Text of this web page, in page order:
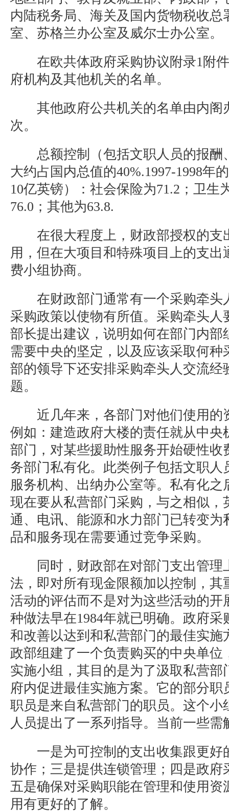
内陆税务局、海关及国内货物税收总
室、苏格兰办公室及威尔士办公室。
在欧共体政府采购协议附录1附件
府机构及其他机关的名单。
其他政府公共机关的名单由内阁
次。
总额控制（包括文职人员的报酬
大约占国内总值的40%.1997-1998年
10亿英镑）：社会保险为71.2；卫生
76.0；其他为63.8.
在很大程度上，财政部授权的支
用，但在大项目和特殊项目上的支出
费小组协商。
在财政部门通常有一个采购牵头
采购政策以使物有所值。采购牵头人
部长提出建议，说明如何在部门内部
需要中央的坚定，以及应该采取何种
部的领导下还安排采购牵头人交流经
题。
近几年来，各部门对他们使用的
例如：建造政府大楼的责任就从中央
部门，对某些援助性服务开始硬性收
务部门私有化。此类例子包括文职人
服务机构、出纳办公室等。私有化之
现在要从私营部门采购，与之相似，
通、电讯、能源和水力部门已转变为
品和服务现在需要通过竞争采购。
同时，财政部在对部门支出管理
法，即对所有现金限额加以控制，其
活动的评估而不是对为这些活动的开
种做法早在1984年就已明确。政府
和改善以达到和私营部门的最佳实施
政部组建了一个负责购买的中央单位
实施小组，其目的是为了汲取私营部
府内促进最佳实施方案。它的部分职
职员是来自私营部门的职员。这个小
人员提出了一系列指导。当前一些需
一是为可控制的支出收集跟更好
协作；三是提供连锁管理；四是政府
五是确保对采购职能在管理和使用资
用有更好的了解。